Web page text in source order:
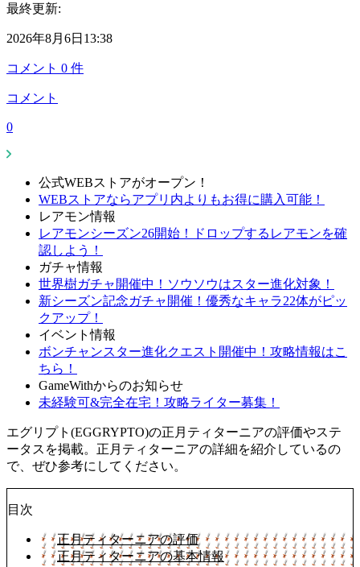
最終更新:
2026年8月6日13:38
コメント 0 件
コメント
0
公式WEBストアがオープン！
WEBストアならアプリ内よりもお得に購入可能！
レアモン情報
レアモンシーズン26開始！ドロップするレアモンを確
認しよう！
ガチャ情報
世界樹ガチャ開催中！ソウソウはスター進化対象！
新シーズン記念ガチャ開催！優秀なキャラ22体がピッ
クアップ！
イベント情報
ボンチャンスター進化クエスト開催中！攻略情報はこ
ちら！
GameWithからのお知らせ
未経験可&完全在宅！攻略ライター募集！
エグリプト(EGGRYPTO)の正月ティターニアの評価やステ
ータスを掲載。正月ティターニアの詳細を紹介しているの
で、ぜひ参考にしてください。
目次
正月ティターニアの評価
正月ティターニアの基本情報